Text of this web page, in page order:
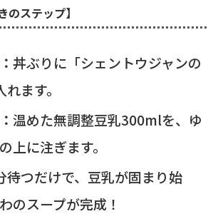
のステップ】
丼ぶりに「シェントウジャンの
ます。
温めた無調整豆乳300mlを、ゆ
上に注ぎます。
待つだけで、豆乳が固まり始
のスープが完成！